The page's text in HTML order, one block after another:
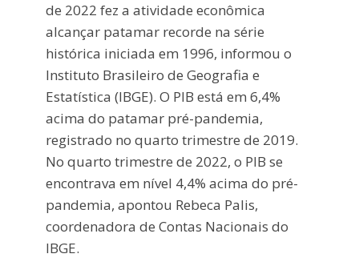
de 2022 fez a atividade econômica
alcançar patamar recorde na série
histórica iniciada em 1996, informou o
Instituto Brasileiro de Geografia e
Estatística (IBGE). O PIB está em 6,4%
acima do patamar pré-pandemia,
registrado no quarto trimestre de 2019.
No quarto trimestre de 2022, o PIB se
encontrava em nível 4,4% acima do pré-
pandemia, apontou Rebeca Palis,
coordenadora de Contas Nacionais do
IBGE.